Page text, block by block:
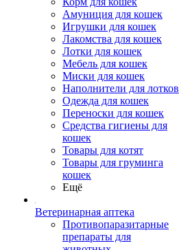
Амуниция для кошек
Игрушки для кошек
Лакомства для кошек
Лотки для кошек
Мебель для кошек
Миски для кошек
Наполнители для лотков
Одежда для кошек
Переноски для кошек
Средства гигиены для
кошек
Товары для котят
Товары для груминга
кошек
Ещё
Ветеринарная аптека
Противопаразитарные
препараты для